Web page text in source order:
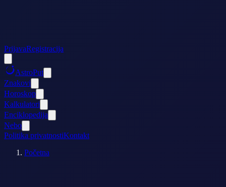
PrijavaRegistracija
AstroPut
Znakovi
Horoskop
Kalkulatori
Enciklopedija
Nebo
Politika privatnostiKontakt
Početna